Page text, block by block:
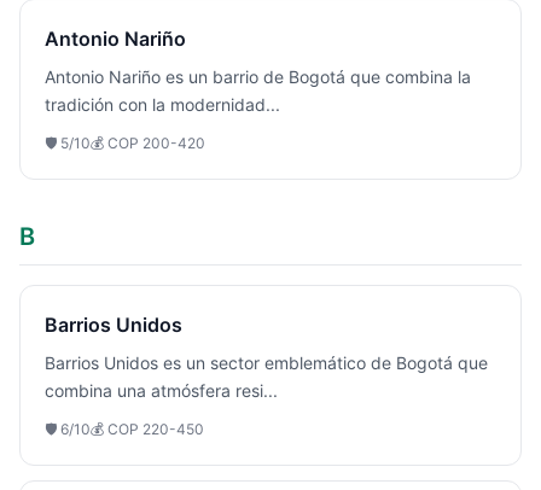
Antonio Nariño
Antonio Nariño es un barrio de Bogotá que combina la
tradición con la modernidad...
🛡️ 5/10💰 COP 200-420
B
Barrios Unidos
Barrios Unidos es un sector emblemático de Bogotá que
combina una atmósfera resi...
🛡️ 6/10💰 COP 220-450